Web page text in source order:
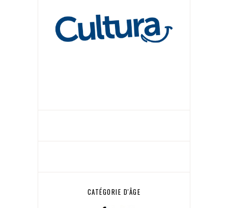
CATÉGORIE D'ÂGE